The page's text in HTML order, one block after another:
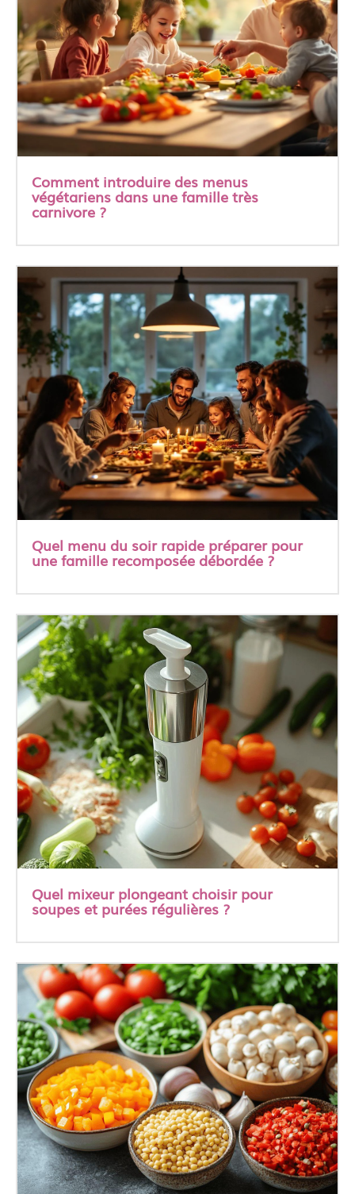
Comment introduire des menus
végétariens dans une famille très
carnivore ?
Quel menu du soir rapide préparer pour
une famille recomposée débordée ?
Quel mixeur plongeant choisir pour
soupes et purées régulières ?